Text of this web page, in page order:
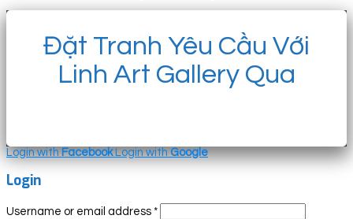
Đặt Tranh Yêu Cầu Với
Linh Art Gallery Qua
Login withFacebook Login withGoogle
Login
Username or email address *